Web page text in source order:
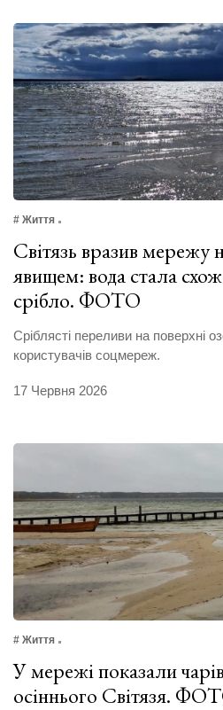
# Життя
Світязь вразив мережу
явищем: вода стала
срібло. ФОТО
Сріблясті переливи на поверхні
користувачів соцмереж.
17 Червня 2026
# Життя
У мережі показали
осіннього Світязя.